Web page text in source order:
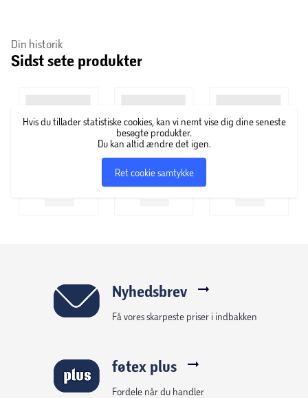
Din historik
Sidst sete produkter
Hvis du tillader statistiske cookies, kan vi nemt vise dig dine seneste
besøgte produkter.
Du kan altid ændre det igen.
Ret cookie samtykke
Nyhedsbrev
Få vores skarpeste priser i indbakken
føtex plus
Fordele når du handler